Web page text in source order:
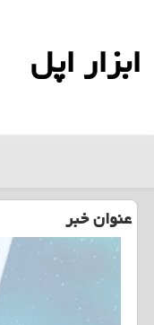
ابزار اپل
عنوان خبر